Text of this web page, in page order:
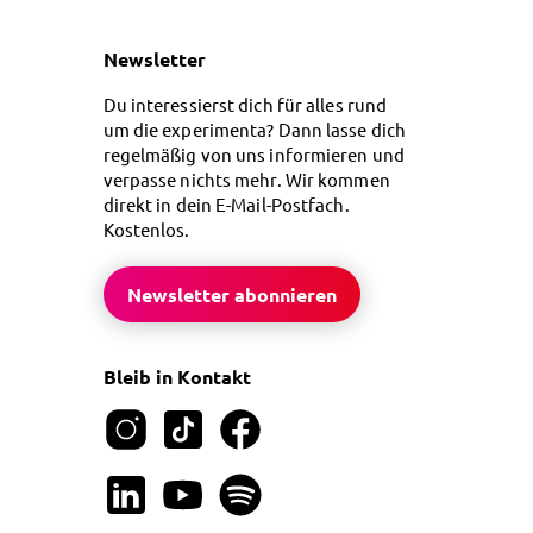
Newsletter
Du interessierst dich für alles rund
um die experimenta? Dann lasse dich
regelmäßig von uns informieren und
verpasse nichts mehr. Wir kommen
direkt in dein E-Mail-Postfach.
Kostenlos.
Newsletter abonnieren
Bleib in Kontakt